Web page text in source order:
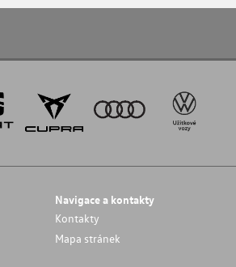
Navigace a kontakty
Kontakty
Mapa stránek